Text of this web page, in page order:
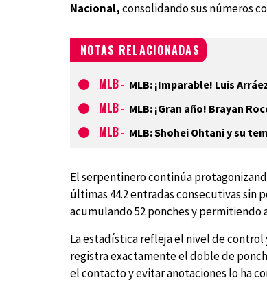
Nacional,consolidando sus números
NOTAS RELACIONADAS
MLB - MLB: ¡Imparable! Luis
MLB - MLB: ¡Gran año! Brayan
MLB - MLB: Shohei Ohtani y su
El serpentinero continúa
últimas 44.2 entradas consecutivas sin
acumulando 52 ponches y permitiendo
La estadística refleja el nivel de
registra exactamente el doble de
el contacto y evitar anotaciones lo ha